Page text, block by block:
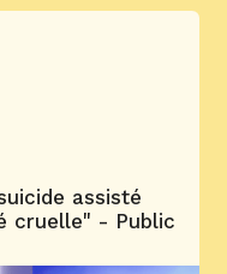
assisté
cruelle" - Public